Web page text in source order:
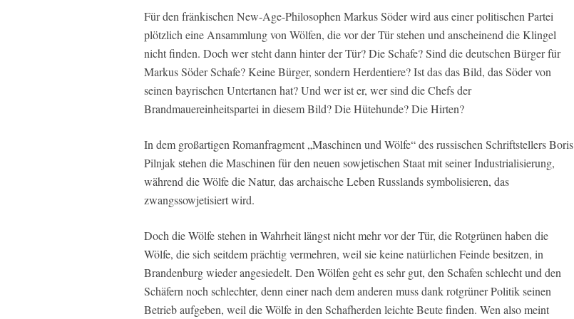
Für den fränkischen New-Age-Philosophen Markus Söder wird aus einer politischen Partei
plötzlich eine Ansammlung von Wölfen, die vor der Tür stehen und anscheinend die Klingel
nicht finden. Doch wer steht dann hinter der Tür? Die Schafe? Sind die deutschen Bürger für
Markus Söder Schafe? Keine Bürger, sondern Herdentiere? Ist das das Bild, das Söder von
seinen bayrischen Untertanen hat? Und wer ist er, wer sind die Chefs der
Brandmauereinheitspartei in diesem Bild? Die Hütehunde? Die Hirten?
In dem großartigen Romanfragment „Maschinen und Wölfe“ des russischen Schriftstellers Boris
Pilnjak stehen die Maschinen für den neuen sowjetischen Staat mit seiner Industrialisierung,
während die Wölfe die Natur, das archaische Leben Russlands symbolisieren, das
zwangssowjetisiert wird.
Doch die Wölfe stehen in Wahrheit längst nicht mehr vor der Tür, die Rotgrünen haben die
Wölfe, die sich seitdem prächtig vermehren, weil sie keine natürlichen Feinde besitzen, in
Brandenburg wieder angesiedelt. Den Wölfen geht es sehr gut, den Schafen schlecht und den
Schäfern noch schlechter, denn einer nach dem anderen muss dank rotgrüner Politik seinen
Betrieb aufgeben, weil die Wölfe in den Schafherden leichte Beute finden. Wen also meint